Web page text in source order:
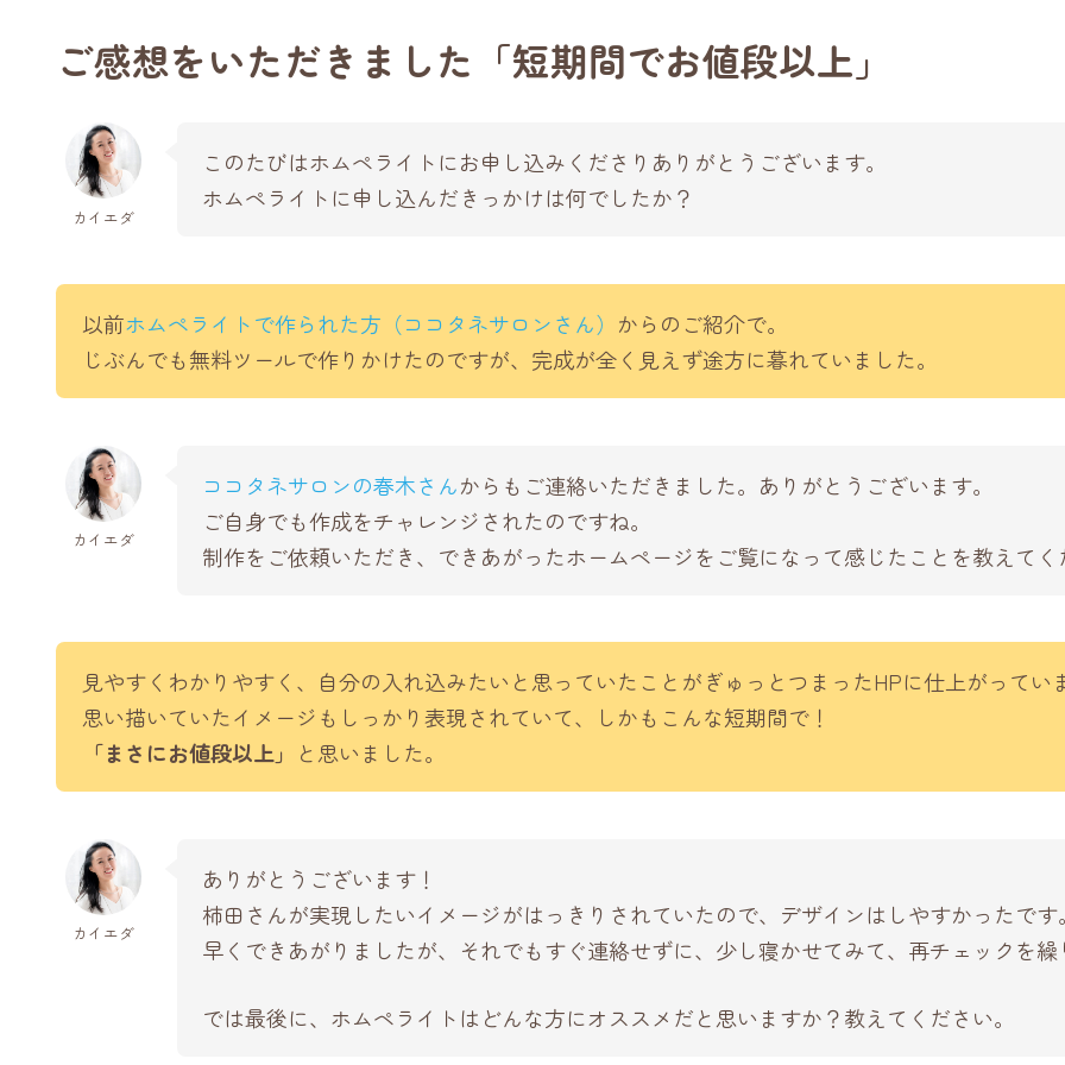
ご感想をいただきました「短期間でお値段以上」
カイエダ
このたびはホムペライトにお申し込みくださりありがとうございます。
ホムペライトに申し込んだきっかけは何でしたか？
以前ホムペライトで作られた方（ココタネサロンさん） からのご紹介で。
じぶんでも無料ツールで作りかけたのですが、完成が全く見えず途方に暮れていました。
カイエダ
ココタネサロンの春木さんからもご連絡いただきました。ありがとうございます。
ご自身でも作成をチャレンジされたのですね。
制作をご依頼いただき、できあがったホームページをご覧になって感じたことを教えて
見やすくわかりやすく、自分の入れ込みたいと思っていたことがぎゅっとつまったHPに仕上がってい
思い描いていたイメージもしっかり表現されていて、しかもこんな短期間で！
「まさにお値段以上」 と思いました。
カイエダ
ありがとうございます！
柿田さんが実現したいイメージがはっきりされていたので、デザインはしやすかったです
早くできあがりましたが、それでもすぐ連絡せずに、少し寝かせてみて、再チェックを
では最後に、ホムペライトはどんな方にオススメだと思いますか？教えてください。